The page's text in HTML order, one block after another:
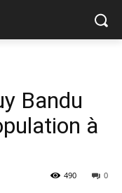
Bandu
à
0
490